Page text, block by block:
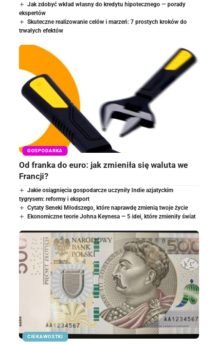
Jak zdobyć wkład własny do kredytu hipotecznego — porady
ekspertów
Skuteczne realizowanie celów i marzeń: 7 prostych kroków do
trwałych efektów
GOSPODARKA
Od franka do euro: jak zmieniła się waluta we
Francji?
Jakie osiągnięcia gospodarcze uczyniły Indie azjatyckim
tygrysem: reformy i eksport
Cytaty Seneki Młodszego, które naprawdę zmienią twoje życie
Ekonomiczne teorie Johna Keynesa — 5 idei, które zmieniły świat
CIEKAWOSTKI